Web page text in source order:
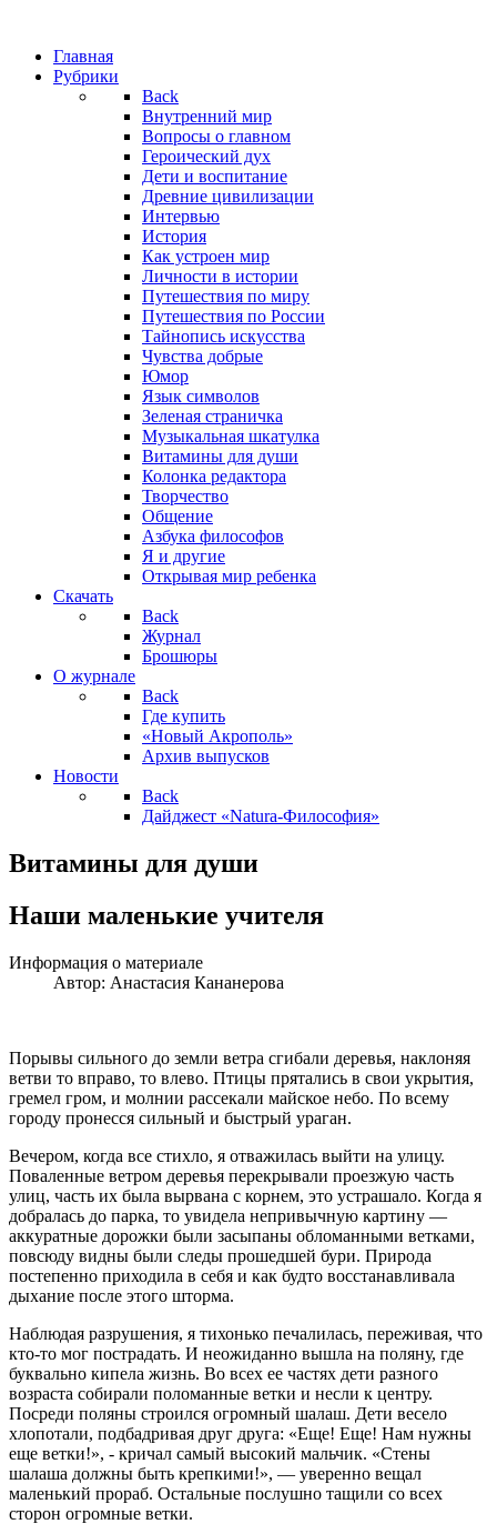
Главная
Рубрики
Back
Внутренний мир
Вопросы о главном
Героический дух
Дети и воспитание
Древние цивилизации
Интервью
История
Как устроен мир
Личности в истории
Путешествия по миру
Путешествия по России
Тайнопись искусства
Чувства добрые
Юмор
Язык символов
Зеленая страничка
Музыкальная шкатулка
Витамины для души
Колонка редактора
Творчество
Общение
Азбука философов
Я и другие
Открывая мир ребенка
Скачать
Back
Журнал
Брошюры
О журнале
Back
Где купить
«Новый Акрополь»
Архив выпусков
Новости
Back
Дайджест «Natura-Философия»
Витамины для души
Наши маленькие учителя
Информация о материале
Автор: Анастасия Кананерова
Порывы сильного до земли ветра сгибали деревья, наклоняя
ветви то вправо, то влево. Птицы прятались в свои укрытия,
гремел гром, и молнии рассекали майское небо. По всему
городу пронесся сильный и быстрый ураган.
Вечером, когда все стихло, я отважилась выйти на улицу.
Поваленные ветром деревья перекрывали проезжую часть
улиц, часть их была вырвана с корнем, это устрашало. Когда я
добралась до парка, то увидела непривычную картину —
аккуратные дорожки были засыпаны обломанными ветками,
повсюду видны были следы прошедшей бури. Природа
постепенно приходила в себя и как будто восстанавливала
дыхание после этого шторма.
Наблюдая разрушения, я тихонько печалилась, переживая, что
кто-то мог пострадать. И неожиданно вышла на поляну, где
буквально кипела жизнь. Во всех ее частях дети разного
возраста собирали поломанные ветки и несли к центру.
Посреди поляны строился огромный шалаш. Дети весело
хлопотали, подбадривая друг друга: «Еще! Еще! Нам нужны
еще ветки!», - кричал самый высокий мальчик. «Стены
шалаша должны быть крепкими!», — уверенно вещал
маленький прораб. Остальные послушно тащили со всех
сторон огромные ветки.